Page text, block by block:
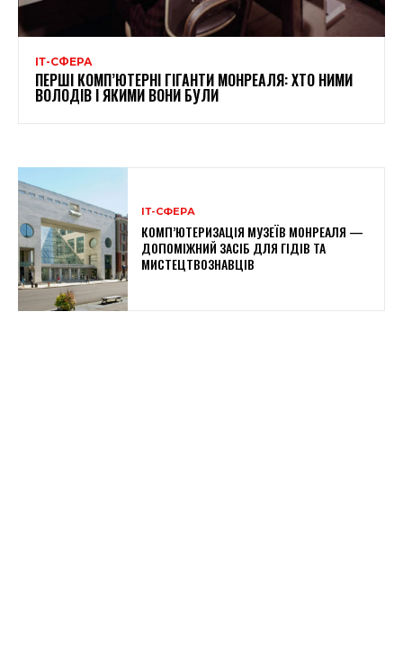
ІТ-СФЕРА
ПЕРШІ КОМП’ЮТЕРНІ ГІГАНТИ МОНРЕАЛЯ: ХТО НИМИ
ВОЛОДІВ І ЯКИМИ ВОНИ БУЛИ
ІТ-СФЕРА
КОМП’ЮТЕРИЗАЦІЯ МУЗЕЇВ МОНРЕАЛЯ —
ДОПОМІЖНИЙ ЗАСІБ ДЛЯ ГІДІВ ТА
МИСТЕЦТВОЗНАВЦІВ